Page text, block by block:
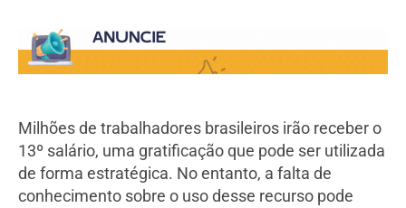
Milhões de trabalhadores brasileiros irão receber o
13º salário, uma gratificação que pode ser utilizada
de forma estratégica. No entanto, a falta de
conhecimento sobre o uso desse recurso pode